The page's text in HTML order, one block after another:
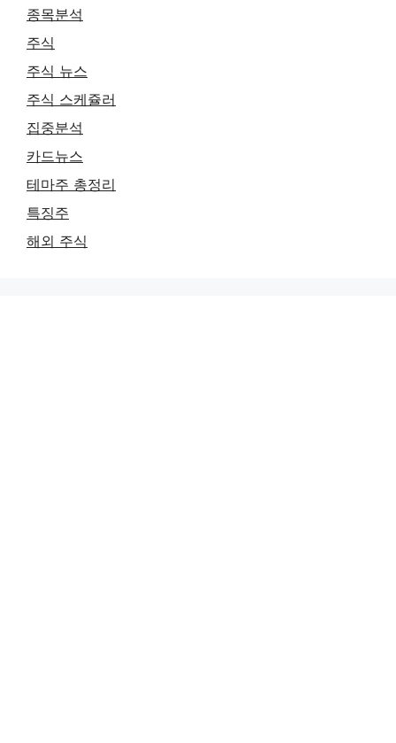
종목분석
주식
주식 뉴스
주식 스케쥴러
집중분석
카드뉴스
테마주 총정리
특징주
해외 주식